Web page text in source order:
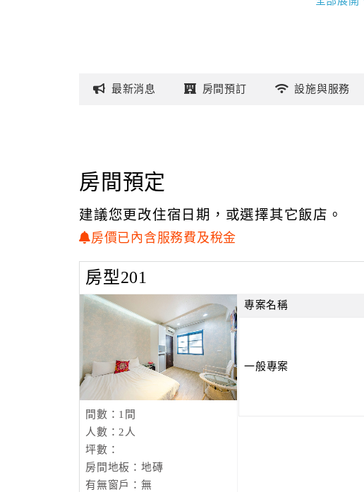
最新消息 房間預訂 設施與服務
房間預定
建議您更改住宿日期，或選擇其它飯店。
房價已內含服務費及稅金
房型201
間數：1間
人數：2人
坪數：
房間地板：地磚
有無窗戶：無
專案名稱
一般專案